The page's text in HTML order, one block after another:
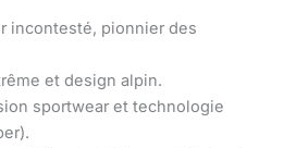
incontesté, pionnier des
et design alpin.
sportwear et technologie